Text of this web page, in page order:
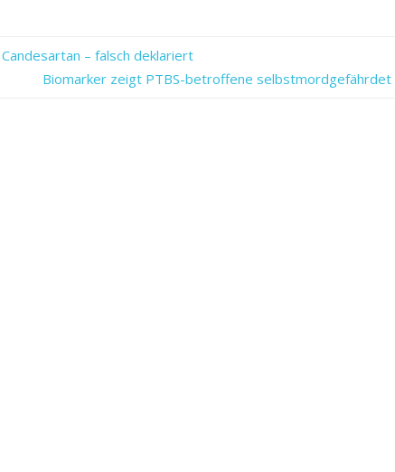
– falsch deklariert
Nächster
Biomarker zeigt PTBS-betroffene selbstmordgefährdet